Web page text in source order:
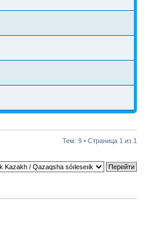
Тем: 9 • Страница 1 из 1